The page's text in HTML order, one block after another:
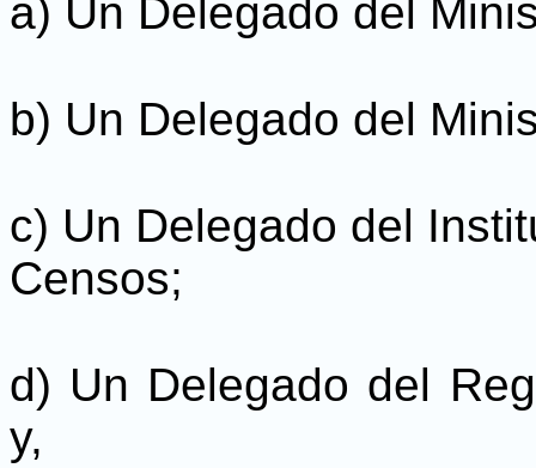
a) Un Delegado del
b) Un Delegado del
c) Un Delegado del
Censos;
d) Un Delegado del
y,